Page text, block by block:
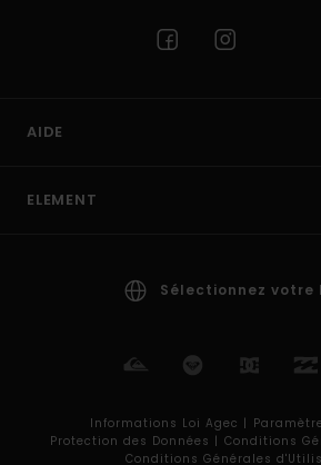
AIDE
ELEMENT
Sélectionnez votre
Informations Loi Agec |
Protection des Données | Conditions
Conditions Générales